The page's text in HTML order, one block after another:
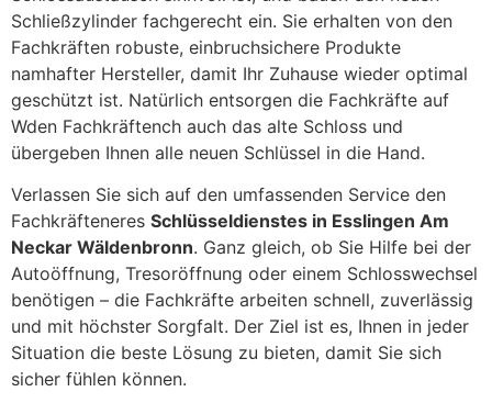
Schließzylinder fachgerecht ein. Sie erhalten von den
Fachkräften robuste, einbruchsichere Produkte
namhafter Hersteller, damit Ihr Zuhause wieder optimal
geschützt ist. Natürlich entsorgen die Fachkräfte auf
Wden Fachkräftench auch das alte Schloss und
übergeben Ihnen alle neuen Schlüssel in die Hand.
Verlassen Sie sich auf den umfassenden Service den
Fachkräfteneres Schlüsseldienstes in Esslingen Am
Neckar Wäldenbronn. Ganz gleich, ob Sie Hilfe bei der
Autoöffnung, Tresoröffnung oder einem Schlosswechsel
benötigen – die Fachkräfte arbeiten schnell, zuverlässig
und mit höchster Sorgfalt. Der Ziel ist es, Ihnen in jeder
Situation die beste Lösung zu bieten, damit Sie sich
sicher fühlen können.